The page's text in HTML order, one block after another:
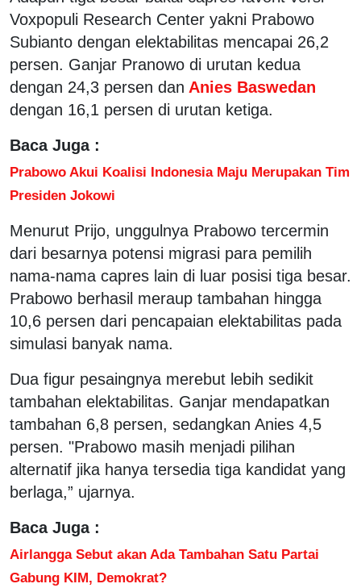
Voxpopuli Research Center yakni Prabowo
Subianto dengan elektabilitas mencapai 26,2
persen. Ganjar Pranowo di urutan kedua
dengan 24,3 persen dan Anies Baswedan
dengan 16,1 persen di urutan ketiga.
Baca Juga :
Prabowo Akui Koalisi Indonesia Maju Merupakan Tim
Presiden Jokowi
Menurut Prijo, unggulnya Prabowo tercermin
dari besarnya potensi migrasi para pemilih
nama-nama capres lain di luar posisi tiga besar.
Prabowo berhasil meraup tambahan hingga
10,6 persen dari pencapaian elektabilitas pada
simulasi banyak nama.
Dua figur pesaingnya merebut lebih sedikit
tambahan elektabilitas. Ganjar mendapatkan
tambahan 6,8 persen, sedangkan Anies 4,5
persen. "Prabowo masih menjadi pilihan
alternatif jika hanya tersedia tiga kandidat yang
berlaga,” ujarnya.
Baca Juga :
Airlangga Sebut akan Ada Tambahan Satu Partai
Gabung KIM, Demokrat?